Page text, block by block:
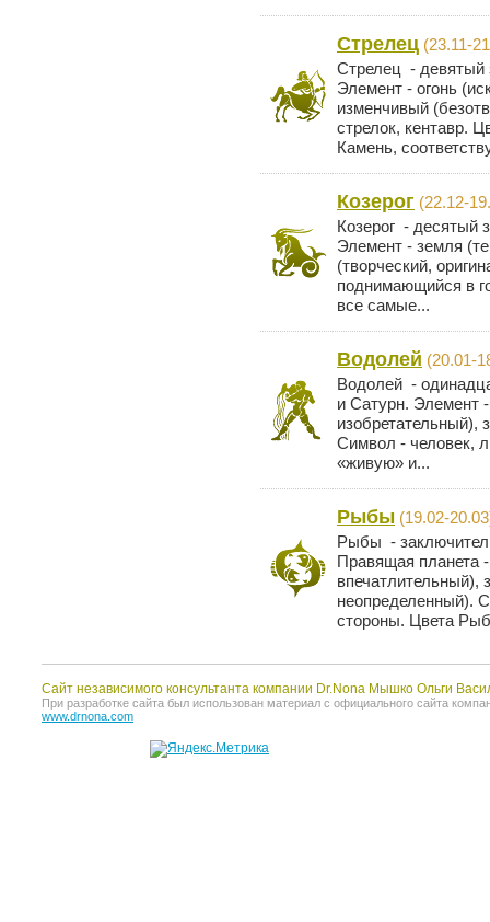
Стрелец (23.11-
Стрелец - девятый
Элемент - огонь
изменчивый
стрелок, кентавр.
Камень,
Козерог (22.12-
Козерог - десятый
Элемент - земля
(творческий,
поднимающийся в
все самые...
Водолей (20.01-
Водолей -
и Сатурн. Элемент
изобретательный),
Символ - человек,
«живую» и...
Рыбы (19.02-
Рыбы -
Правящая планета
впечатлительный),
неопределенный).
стороны. Цвета
Сайт независимого консультанта компании Dr.Nona Мышко Ольги
При разработке сайта был использован материал с официального сайта
www.drnona.com